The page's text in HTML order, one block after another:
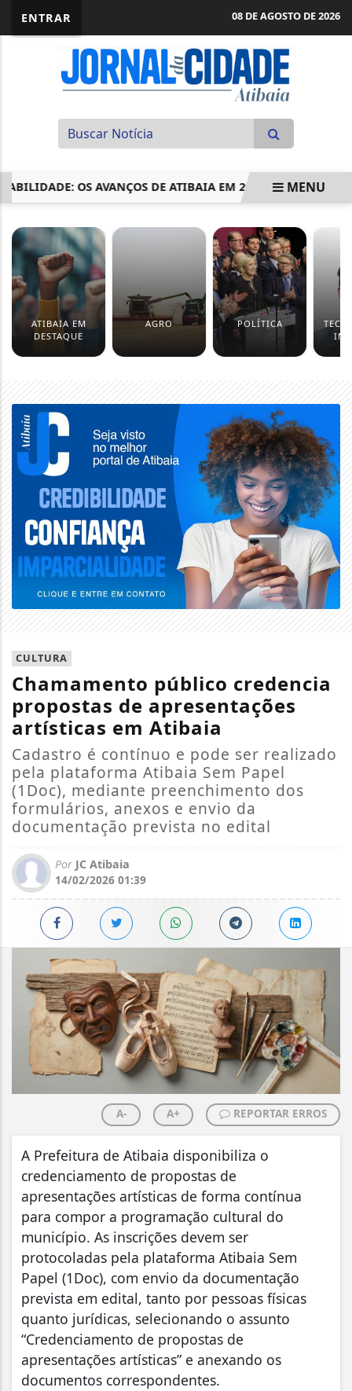
ENTRAR 08 DE AGOSTO DE 2026
OS AVANÇOS DE ATIBAIA EM 2025 COMISSÃO
MENU
ATIBAIA EM
DESTAQUE
AGRO POLÍTICA
CULTURA
Chamamento público credencia
propostas de apresentações
artísticas em Atibaia
Cadastro é contínuo e pode ser realizado
pela plataforma Atibaia Sem Papel
(1Doc), mediante preenchimento dos
formulários, anexos e envio da
documentação prevista no edital
Por JC Atibaia
14/02/2026 01:39
A- A+ REPORTAR ERROS
A Prefeitura de Atibaia disponibiliza o
credenciamento de propostas de
apresentações artísticas de forma contínua
para compor a programação cultural do
município. As inscrições devem ser
protocoladas pela plataforma Atibaia Sem
Papel (1Doc), com envio da documentação
prevista em edital, tanto por pessoas físicas
quanto jurídicas, selecionando o assunto
“Credenciamento de propostas de
apresentações artísticas” e anexando os
documentos correspondentes.